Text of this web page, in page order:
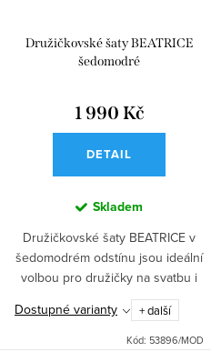
Družičkovské šaty BEATRICE
šedomodré
1 990 Kč
DETAIL
Skladem
Družičkovské šaty BEATRICE v
šedomodrém odstínu jsou ideální
volbou pro družičky na svatbu i
do tanečních. Mají elegantní
výstřih s odhalenými rameny,
jemná nastavitelná ramínka...
Dostupné varianty + další
Kód: 53896/MOD